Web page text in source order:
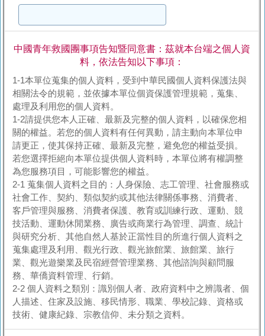
中國青年救國團事項告知暨同意書：茲就本台端之個人資
料，依法告知以下事項：
1-1本單位蒐集的個人資料，受到中華民國個人資料保護法與
相關法令的規範，並依據本單位個資保護管理規範，蒐集、
處理及利用您的個人資料。
1-2請提供您本人正確、最新及完整的個人資料，以確保您相
關的權益。若您的個人資料有任何異動，請主動向本單位申
請更正，使其保持正確、最新及完整，避免您的權益受損。
若您選擇拒絕向本單位提供個人資料時，本單位將有權調整
為您服務項目，可能影響您的權益。
2-1 蒐集個人資料之目的：人身保險、志工管理、社會服務或
社會工作、契約、類似契約或其他法律關係事務、消費者、
客戶管理與服務、消費者保護、教育或訓練行政、運動、競
技活動、運動休閒業務、廣告或商業行為管理、調查、統計
與研究分析、其他自然人基於正當性目的所進行個人資料之
蒐集處理及利用、觀光行政、觀光旅館業、旅館業、旅行
業、觀光遊樂業及民宿經營管理業務、其他諮詢與顧問服
務、華僑資料管理、行銷。
2-2 個人資料之類別：識別個人者、政府資料中之辨識者、個
人描述、住家及設施、移民情形、職業、學校記錄、資格或
技術、健康紀錄、宗教信仰、未分類之資料。